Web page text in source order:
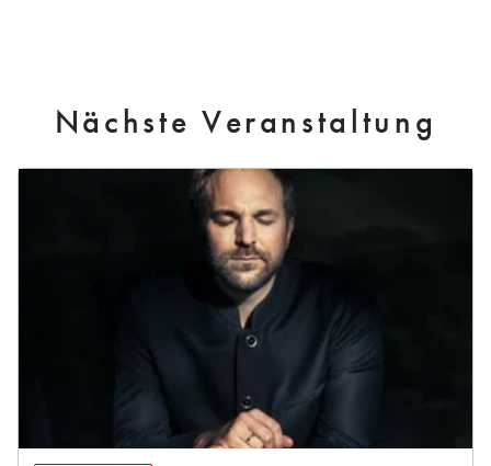
Nächste Veranstaltung